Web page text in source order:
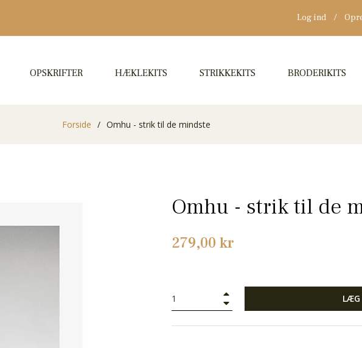
Log ind /
OPSKRIFTER HÆKLEKITS STRIKKEKITS BRODERIKITS
Forside / Omhu - strik til de mindste
Omhu - strik til de
Normalpris
279,00 kr
LÆG